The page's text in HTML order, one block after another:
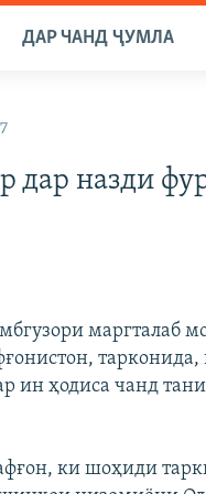
ДАР ЧАНД ҶУМЛА
дар назди
маргталаб
тарконида,
ин ҳодиса чанд
ки шоҳиди